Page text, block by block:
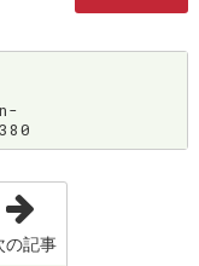
会えなくなる⁉」
の記事